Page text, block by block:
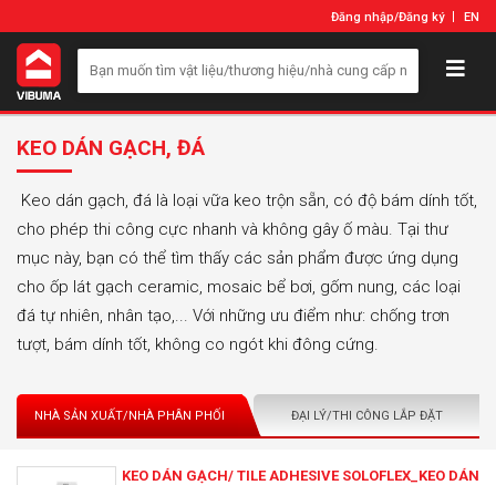
Đăng nhập/Đăng ký EN
KEO DÁN GẠCH, ĐÁ
Keo dán gạch, đá là loại vữa keo trộn sẵn, có độ bám dính tốt,
cho phép thi công cực nhanh và không gây ố màu. Tại thư
mục này, bạn có thể tìm thấy các sản phẩm được ứng dụng
cho ốp lát gạch ceramic, mosaic bể bơi, gốm nung, các loại
đá tự nhiên, nhân tạo,... Với những ưu điểm như: chống trơn
tượt, bám dính tốt, không co ngót khi đông cứng.
NHÀ SẢN XUẤT/NHÀ PHÂN PHỐI ĐẠI LÝ/THI CÔNG LẮP ĐẶT
KEO DÁN GẠCH/ TILE ADHESIVE SOLOFLEX_KEO DÁN